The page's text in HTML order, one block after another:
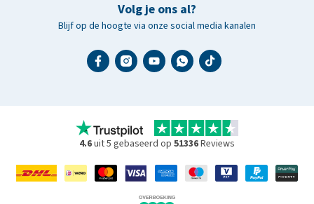
Volg je ons al?
Blijf op de hoogte via onze social media kanalen
4.6uit 5 gebaseerd op 51336Reviews